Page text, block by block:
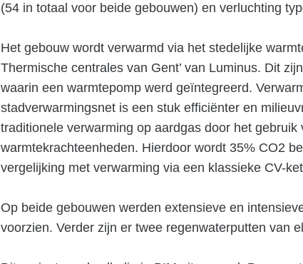
(54 in totaal voor beide gebouwen) en verluchting
Het gebouw wordt verwarmd via het stedelijke
Thermische centrales van Gent’ van Luminus. Dit
waarin een warmtepomp werd geïntegreerd.
stadverwarmingsnet is een stuk efficiënter en
traditionele verwarming op aardgas door het gebruik
warmtekrachteenheden. Hierdoor wordt 35% CO2
vergelijking met verwarming via een klassieke CV-
Op beide gebouwen werden extensieve en
voorzien. Verder zijn er twee regenwaterputten van